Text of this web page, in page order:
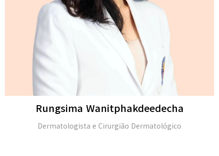
Michael H. Gold
M.D. e membro da Academia Americana de